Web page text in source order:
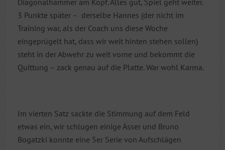
3 Punkte später – derselbe Hannes (der nicht im
Training war, als der Coach uns diese Woche
eingeprügelt hat, dass wir weit hinten stehen sollen)
steht in der Abwehr zu weit vorne und bekommt die
Quittung – zack genau auf die Platte. War wohl Karma.
Im vierten Satz sackte die Stimmung auf dem Feld
etwas ein, wir schlugen einige Ässer und Bruno
Bogatzki konnte eine 5er Serie von Aufschlägen